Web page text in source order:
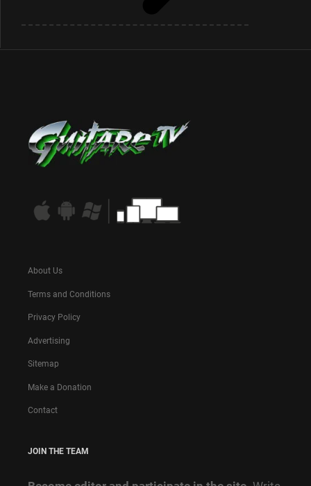
About Us
Terms and Conditions
Privacy Policy
Advertising
Sitemap
Make a Donation
Contact
JOIN THE TEAM